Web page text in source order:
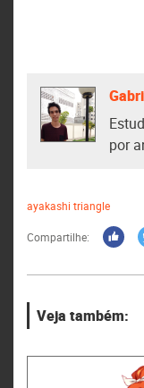
por
ayakashi triangle
Compartilhe:
Veja também: